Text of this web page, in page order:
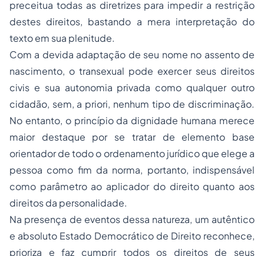
preceitua todas as diretrizes para impedir a restrição
destes direitos, bastando a mera interpretação do
texto em sua plenitude.
Com a devida adaptação de seu nome no assento de
nascimento, o transexual pode exercer seus direitos
civis e sua autonomia privada como qualquer outro
cidadão, sem, a priori, nenhum tipo de discriminação.
No entanto, o princípio da dignidade humana merece
maior destaque por se tratar de elemento base
orientador de todo o ordenamento jurídico que elege a
pessoa como fim da norma, portanto, indispensável
como parâmetro ao aplicador do direito quanto aos
direitos da personalidade.
Na presença de eventos dessa natureza, um autêntico
e absoluto Estado Democrático de Direito reconhece,
prioriza e faz cumprir todos os direitos de seus